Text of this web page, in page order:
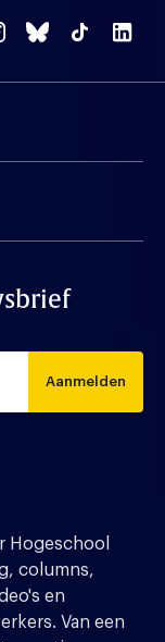
Aanmelden
Hogeschool
columns,
en
Van een